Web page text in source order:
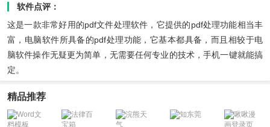
软件点评：
这是一款非常好用的pdf文件处理软件，它提供的pdf处理功能相当丰
富，电脑软件所具备的pdf处理功能，它基本都具备，而且相较于电
脑软件操作无疑更为简单，无需要任何专业的技术，手机一键就能搞
定。
精品推荐